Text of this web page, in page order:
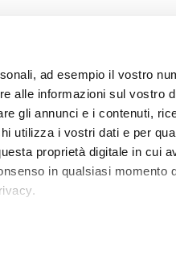
ad esempio il vostro
alle informazioni sul vostro
gli annunci e i contenuti,
utilizza i vostri dati e per
proprietà digitale in cui
in qualsiasi momento
con